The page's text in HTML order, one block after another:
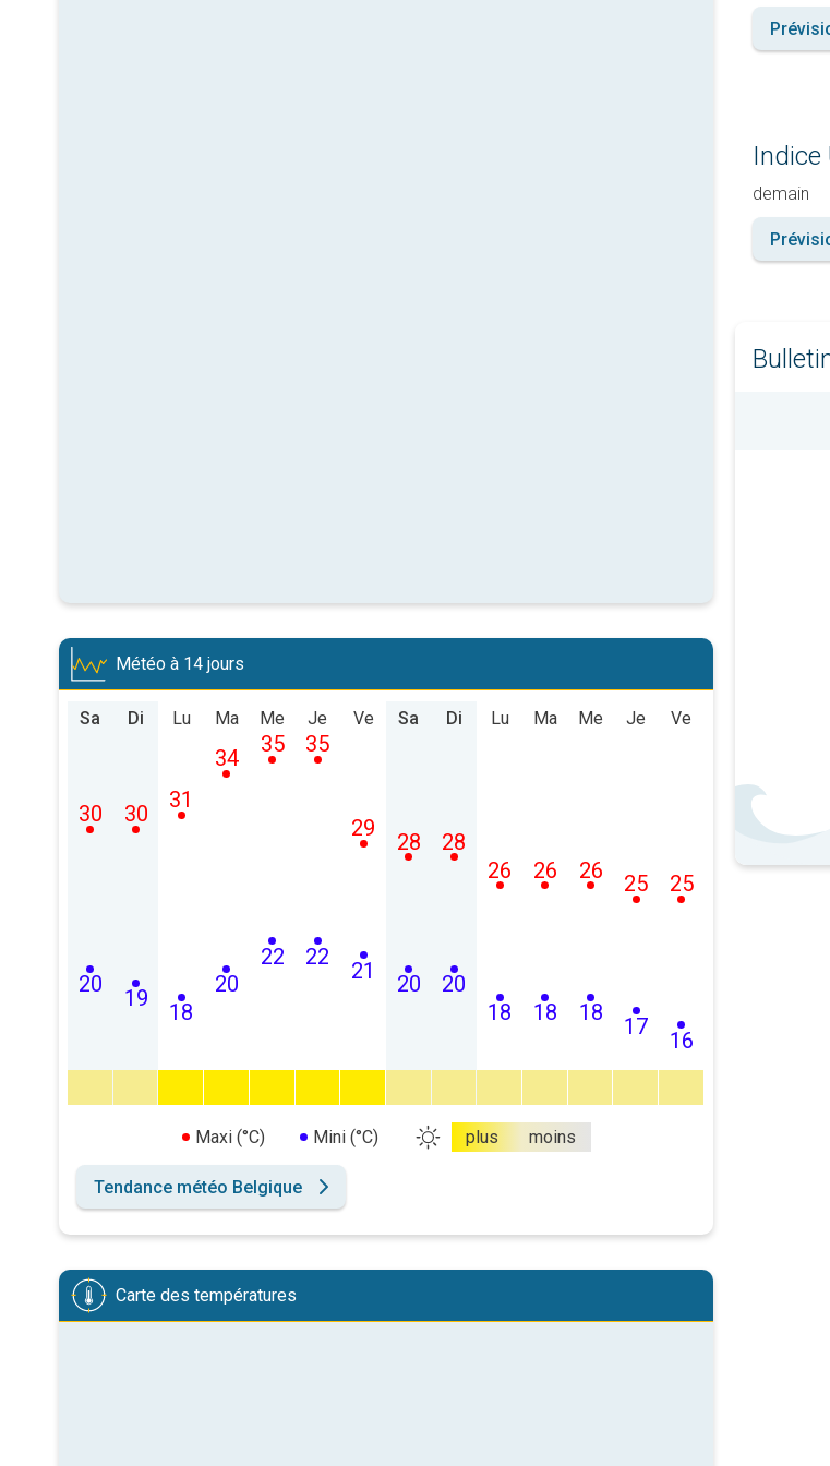
Météo à 14 jours
Sa
20
30
Di
19
30
Lu
18
31
Ma
20
34
Me
22
35
Je
22
35
Ve
21
29
Sa
20
28
Di
20
28
Lu
18
26
Ma
18
26
Me
18
26
Je
17
25
Ve
16
25
Maxi (°C) Mini (°C) plus moins
Tendance météo Belgique
Carte des températures
Indice
demain